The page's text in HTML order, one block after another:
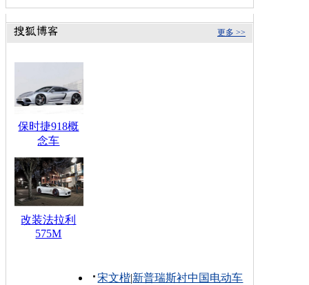
更多 >>
保时捷918概
念车
改装法拉利
575M
宋文楷|新普瑞斯衬中国电动车